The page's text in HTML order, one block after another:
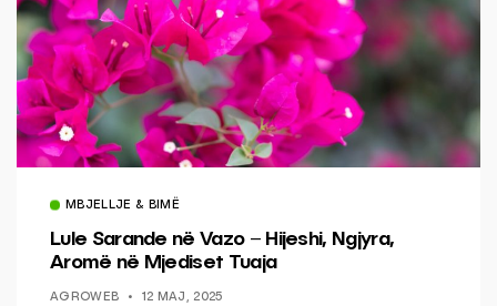
MBJELLJE & BIMË
Lule Sarande në Vazo – Hijeshi, Ngjyra,
Aromë në Mjediset Tuaja
AGROWEB 12 MAJ, 2025